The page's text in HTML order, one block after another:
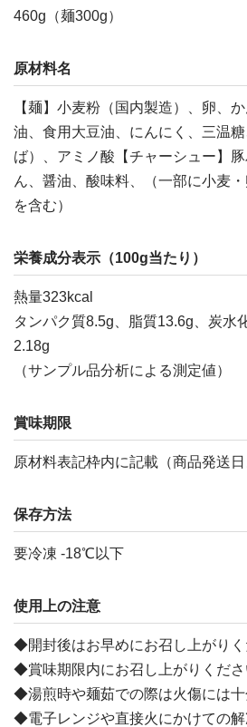
460g（麺300g）
原材料名
【麺】小麦粉（国内製造）、卵、
油、食用大豆油、にんにく、三温
ば）、アミノ酸【チャーシュー】
ん、醤油、酸味料、（一部に小麦
を含む）
栄養成分表示（100g当たり）
熱量323kcal
タンパク質8.5g、脂質13.6g、炭水
2.18g
（サンプル品分析による測定値）
賞味期限
原材料表記枠内に記載（商品発送日
保存方法
要冷凍 -18℃以下
使用上の注意
◆開封後はお早めにお召し上がりく
◆賞味期限内にお召し上がりくださ
◆湯煎時や麺茹での際は火傷には十
◆電子レンジや直接火にかけての解